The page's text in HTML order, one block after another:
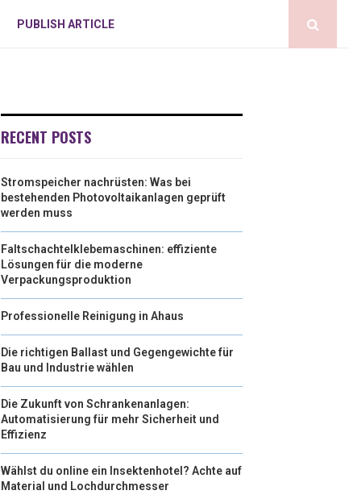
PUBLISH ARTICLE
RECENT POSTS
Stromspeicher nachrüsten: Was bei
bestehenden Photovoltaikanlagen geprüft
werden muss
Faltschachtelklebemaschinen: effiziente
Lösungen für die moderne
Verpackungsproduktion
Professionelle Reinigung in Ahaus
Die richtigen Ballast und Gegengewichte für
Bau und Industrie wählen
Die Zukunft von Schrankenanlagen:
Automatisierung für mehr Sicherheit und
Effizienz
Wählst du online ein Insektenhotel? Achte auf
Material und Lochdurchmesser